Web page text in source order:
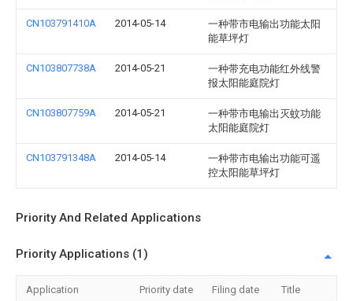
CN103791410A 2014-05-14
一种带市电输出功能太阳
能草坪灯
CN103807738A 2014-05-21
一种带充电功能红外线警
报太阳能庭院灯
CN103807759A 2014-05-21
一种带市电输出灭蚊功能
太阳能庭院灯
CN103791348A 2014-05-14
一种带市电输出功能可遥
控太阳能草坪灯
Priority And Related Applications
Priority Applications (1)
Application Priority date Filing date Title